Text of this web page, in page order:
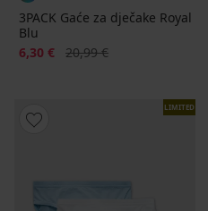
3PACK Gaće za dječake Royal
Blu
Popust
6,30 € Prvobitna cijena
20,99 €
LIMITED